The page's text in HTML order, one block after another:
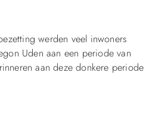
werden veel inwoners
Uden aan een periode van
aan deze donkere periode